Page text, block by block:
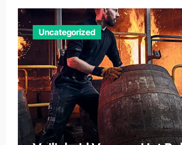
Uncategorized